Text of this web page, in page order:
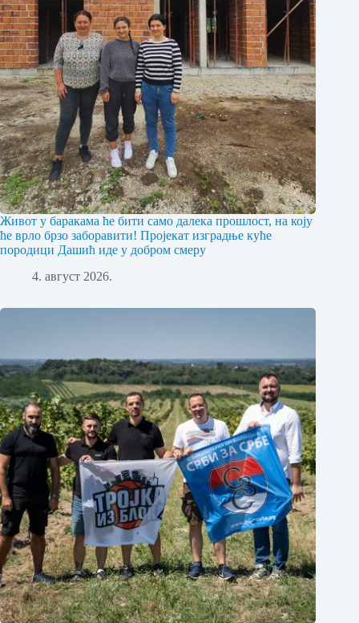
Живот у баракама ће бити само далека прошлост, на коју
ће врло брзо заборавити! Пројекат изградње куће
породици Дашић иде у добром смеру
4. август 2026.